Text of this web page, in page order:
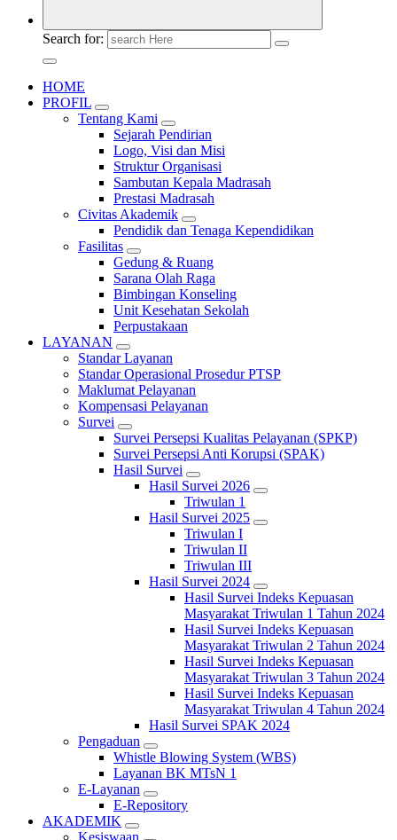
Search for:
HOME
PROFIL
Tentang Kami
Sejarah Pendirian
Logo, Visi dan Misi
Struktur Organisasi
Sambutan Kepala Madrasah
Prestasi Madrasah
Civitas Akademik
Pendidik dan Tenaga Kependidikan
Fasilitas
Gedung & Ruang
Sarana Olah Raga
Bimbingan Konseling
Unit Kesehatan Sekolah
Perpustakaan
LAYANAN
Standar Layanan
Standar Operasional Prosedur PTSP
Maklumat Pelayanan
Kompensasi Pelayanan
Survei
Survei Persepsi Kualitas Pelayanan (SPKP)
Survei Persepsi Anti Korupsi (SPAK)
Hasil Survei
Hasil Survei 2026
Triwulan 1
Hasil Survei 2025
Triwulan I
Triwulan II
Triwulan III
Hasil Survei 2024
Hasil Survei Indeks Kepuasan
Masyarakat Triwulan 1 Tahun 2024
Hasil Survei Indeks Kepuasan
Masyarakat Triwulan 2 Tahun 2024
Hasil Survei Indeks Kepuasan
Masyarakat Triwulan 3 Tahun 2024
Hasil Survei Indeks Kepuasan
Masyarakat Triwulan 4 Tahun 2024
Hasil Survei SPAK 2024
Pengaduan
Whistle Blowing System (WBS)
Layanan BK MTsN 1
E-Layanan
E-Repository
AKADEMIK
Kesiswaan